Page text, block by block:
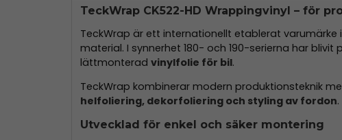
TeckWrap CK522-HD Wrappingvinyl – för
TeckWrap är ett internationellt etablerat varumärke
material. I synnerhet 180- och 190-serierna har
lättmonterad vinylfolie för bil.
TeckWrap kombinerar modern produktionsteknik
helfoliering, dekorfoliering och styling av fordon.
Utvecklad för enkel och säker montering